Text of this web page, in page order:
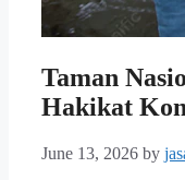
Taman
Hakikat
June 13, 2026 by